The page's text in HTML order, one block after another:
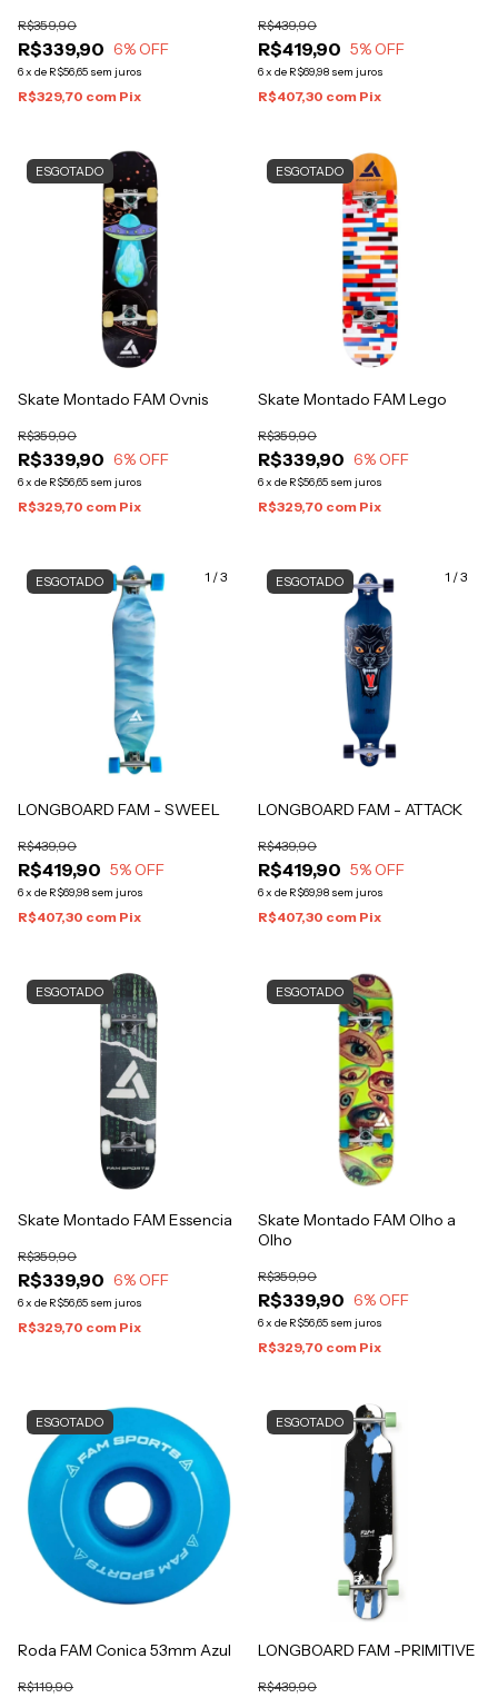
R$339,90
R$359,90
6% OFF
6x de R$56,65 sem juros
R$329,70 com Pix
R$419,90
R$439,90
5% OFF
6x de R$69,98 sem juros
R$407,30 com Pix
ESGOTADO
Skate Montado FAM Ovnis
R$339,90
R$359,90
6% OFF
6x de R$56,65 sem juros
R$329,70 com Pix
ESGOTADO
Skate Montado FAM Lego
R$339,90
R$359,90
6% OFF
6x de R$56,65 sem juros
R$329,70 com Pix
1 /3
ESGOTADO
LONGBOARD FAM - SWEEL
R$419,90
R$439,90
5% OFF
6x de R$69,98 sem juros
R$407,30 com Pix
1 /3
ESGOTADO
LONGBOARD FAM - ATTACK
R$419,90
R$439,90
5% OFF
6x de R$69,98 sem juros
R$407,30 com Pix
ESGOTADO
Skate Montado FAM Essencia
R$339,90
R$359,90
6% OFF
6x de R$56,65 sem juros
R$329,70 com Pix
ESGOTADO
Skate Montado FAM Olho a
Olho
R$339,90
R$359,90
6% OFF
6x de R$56,65 sem juros
R$329,70 com Pix
ESGOTADO
Roda FAM Conica 53mm Azul
R$119,90
ESGOTADO
LONGBOARD FAM -PRIMITIVE
R$439,90